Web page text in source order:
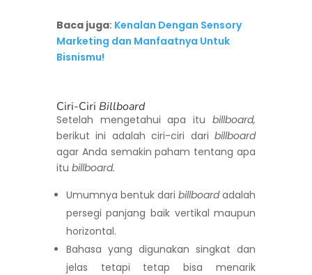
Baca juga: Kenalan Dengan Sensory
Marketing dan Manfaatnya Untuk
Bisnismu!
Ciri-Ciri Billboard
Setelah mengetahui apa itubillboard,
berikut ini adalah ciri-ciri daribillboard
agar Anda semakin paham tentang apa
itu billboard.
Umumnya bentuk daribillboardadalah
persegi panjang baik vertikal maupun
horizontal.
Bahasa yang digunakan singkat dan
jelas tetapi tetap bisa menarik